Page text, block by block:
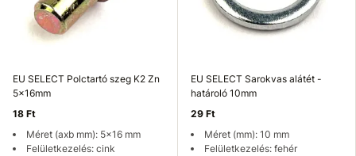
EU SELECT Polctartó szeg K2 Zn
5x16mm
18 Ft
Méret (axb mm): 5x16 mm
Felületkezelés: cink
EU SELECT Sarokvas alátét -
határoló 10mm
29 Ft
Méret (mm): 10 mm
Felületkezelés: fehér